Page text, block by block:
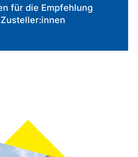
für die Empfehlung